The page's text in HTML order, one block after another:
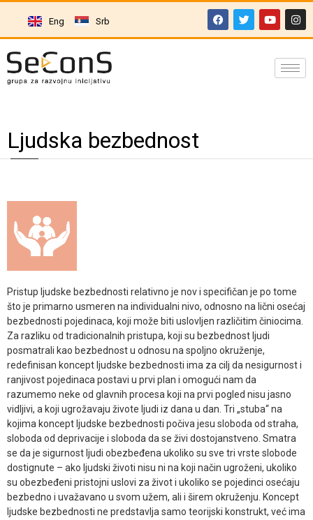
Eng Srb
Ljudska bezbednost
Pristup ljudske bezbednosti relativno je nov i specifičan je po tome
što je primarno usmeren na individualni nivo, odnosno na lični osećaj
bezbednosti pojedinaca, koji može biti uslovljen različitim činiocima.
Za razliku od tradicionalnih pristupa, koji su bezbednost ljudi
posmatrali kao bezbednost u odnosu na spoljno okruženje,
redefinisan koncept ljudske bezbednosti ima za cilj da nesigurnost i
ranjivost pojedinaca postavi u prvi plan i omogući nam da
razumemo neke od glavnih procesa koji na prvi pogled nisu jasno
vidljivi, a koji ugrožavaju živote ljudi iz dana u dan. Tri „stuba“ na
kojima koncept ljudske bezbednosti počiva jesu sloboda od straha,
sloboda od deprivacije i sloboda da se živi dostojanstveno. Smatra
se da je sigurnost ljudi obezbeđena ukoliko su sve tri vrste slobode
dostignute – ako ljudski životi nisu ni na koji način ugroženi, ukoliko
su obezbeđeni pristojni uslovi za život i ukoliko se pojedinci osećaju
bezbedno i uvažavano u svom užem, ali i širem okruženju. Koncept
ljudske bezbednosti ne predstavlja samo teorijski konstrukt, već ima